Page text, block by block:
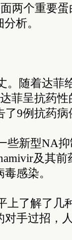
面两个重要
析。
。随着达菲
菲呈抗药性
了9例抗药病
些新型NA
及其前
感染。
上了解了几
手过招，